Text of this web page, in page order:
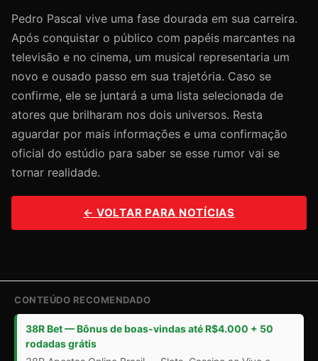
Pedro Pascal vive uma fase dourada em sua carreira.
Após conquistar o público com papéis marcantes na
televisão e no cinema, um musical representaria um
novo e ousado passo em sua trajetória. Caso se
confirme, ele se juntará a uma lista selecionada de
atores que brilharam nos dois universos. Resta
aguardar por mais informações e uma confirmação
oficial do estúdio para saber se esse rumor vai se
tornar realidade.
← VOLTAR PARA NOTÍCIAS
CONTEÚDO RECOMENDADO
38R Bet — Bônus de boas-vindas até R$4.000 + 50
rodadas grátis